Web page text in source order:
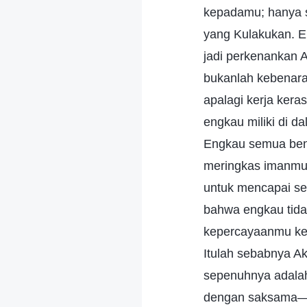
kepadamu;
yang Kulakukan.
jadi perkenankan
bukanlah
apalagi kerja
engkau miliki di
Engkau semua
meringkas
untuk mencapai
bahwa engkau
kepercayaanmu
Itulah sebabnya
sepenuhnya
dengan